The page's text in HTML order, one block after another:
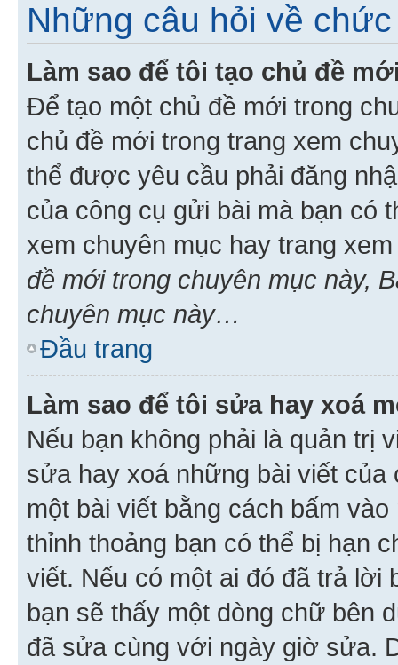
Những câu hỏi về
Làm sao để tôi tạo chủ đề
Để tạo một chủ đề mới trong
chủ đề mới trong trang xem
thể được yêu cầu phải đăng
của công cụ gửi bài mà bạn có
xem chuyên mục hay trang
đề mới trong chuyên mục này,
chuyên mục này…
Đầu trang
Làm sao để tôi sửa hay xoá
Nếu bạn không phải là quản trị
sửa hay xoá những bài viết
một bài viết bằng cách bấm
thỉnh thoảng bạn có thể bị hạn
viết. Nếu có một ai đó đã trả lời
bạn sẽ thấy một dòng chữ bên
đã sửa cùng với ngày giờ sửa.